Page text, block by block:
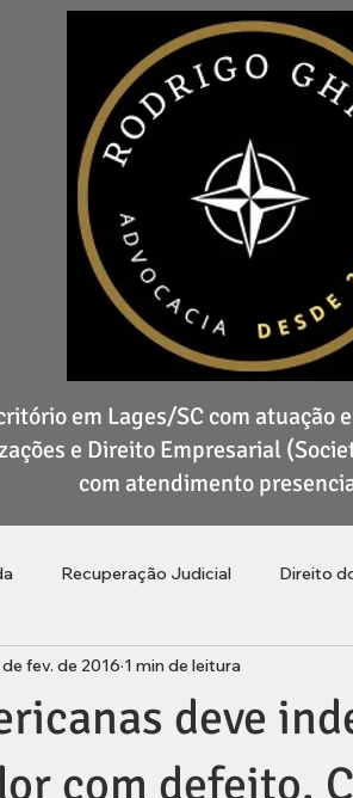
em Lages/SC com atuação
e Direito Empresarial
com atendimento
Recuperação Judicial Direito
Bolha Imobiliária
Brasileiros Residentes no Exterior
deve
com defeito.
de fev. de 2016 1 min de leitura